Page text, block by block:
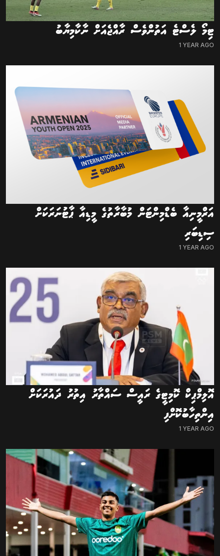
ޓިމޯ ލެސްޓެ އަތުންވެސް ރާއްޖެއަށް ނާކާމިޔާބު
1 YEAR AGO
އަރްމީނިއާ ބެޑްމިންޓަން މުބާރާތުގެ މީޑިއާ ޕާޓުނަރަކަށް
ސިޑިބަރި
1 YEAR AGO
އޮލިމްޕިކް ކޮމިޓީގެ ރައީސް ސައްތާރު އިތުރު ދައުރަކަށް
އިންތިހާބުކޮށްފި
1 YEAR AGO